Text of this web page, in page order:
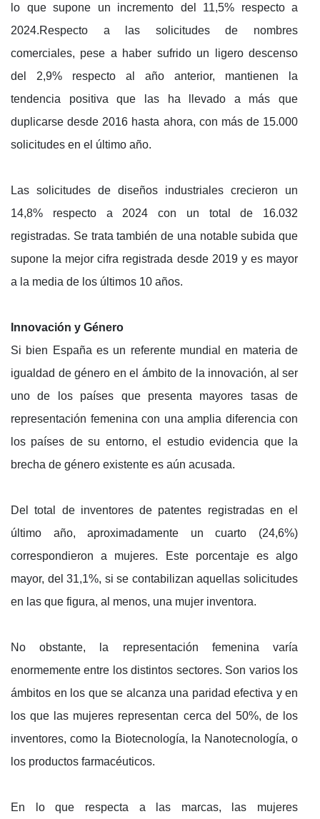
lo que supone un incremento del 11,5% respecto a
2024.Respecto a las solicitudes de nombres
comerciales, pese a haber sufrido un ligero descenso
del 2,9% respecto al año anterior, mantienen la
tendencia positiva que las ha llevado a más que
duplicarse desde 2016 hasta ahora, con más de 15.000
solicitudes en el último año.
Las solicitudes de diseños industriales crecieron un
14,8% respecto a 2024 con un total de 16.032
registradas. Se trata también de una notable subida que
supone la mejor cifra registrada desde 2019 y es mayor
a la media de los últimos 10 años.
Innovación y Género
Si bien España es un referente mundial en materia de
igualdad de género en el ámbito de la innovación, al ser
uno de los países que presenta mayores tasas de
representación femenina con una amplia diferencia con
los países de su entorno, el estudio evidencia que la
brecha de género existente es aún acusada.
Del total de inventores de patentes registradas en el
último año, aproximadamente un cuarto (24,6%)
correspondieron a mujeres. Este porcentaje es algo
mayor, del 31,1%, si se contabilizan aquellas solicitudes
en las que figura, al menos, una mujer inventora.
No obstante, la representación femenina varía
enormemente entre los distintos sectores. Son varios los
ámbitos en los que se alcanza una paridad efectiva y en
los que las mujeres representan cerca del 50%, de los
inventores, como la Biotecnología, la Nanotecnología, o
los productos farmacéuticos.
En lo que respecta a las marcas, las mujeres